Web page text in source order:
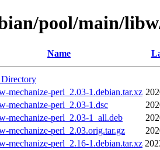
pool/main/
Name
Directory
mechanize-perl_2.03-1.debian.tar.xz
mechanize-perl_2.03-1.dsc
mechanize-perl_2.03-1_all.deb
mechanize-perl_2.03.orig.tar.gz
mechanize-perl_2.16-1.debian.tar.xz